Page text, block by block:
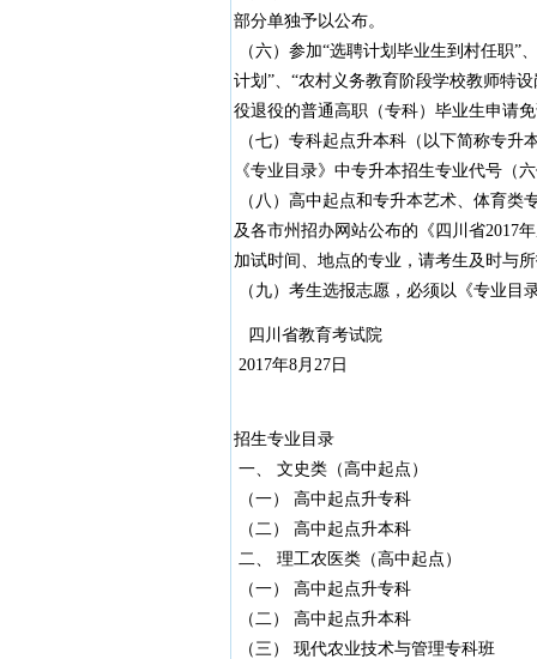
部分单独予以公布。
（六）参加“选聘计划毕业生到村任职”
计划”、“农村义务教育阶段学校教师特
役退役的普通高职（专科）毕业生申请
（七）专科起点升本科（以下简称专升
《专业目录》中专升本招生专业代号（
（八）高中起点和专升本艺术、体育类
及各市州招办网站公布的《四川省2017
加试时间、地点的专业，请考生及时与
（九）考生选报志愿，必须以《专业目
四川省教育考试院
2017年8月27日
招生专业目录
一、 文史类（高中起点）
（一） 高中起点升专科
（二） 高中起点升本科
二、 理工农医类（高中起点）
（一） 高中起点升专科
（二） 高中起点升本科
（三） 现代农业技术与管理专科班